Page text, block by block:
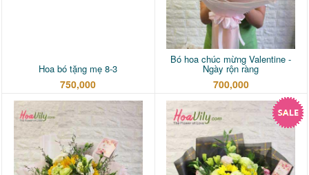
Hoa bó tặng mẹ 8-3
750,000
Bó hoa chúc mừng Valentine -
Ngày rộn ràng
700,000